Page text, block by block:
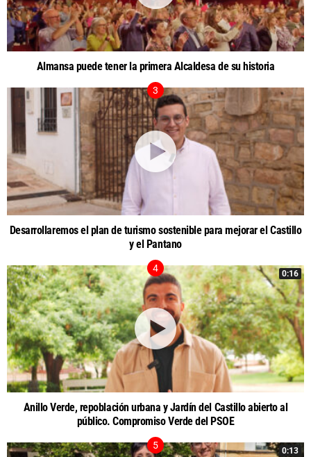
Almansa puede tener la primera Alcaldesa de su historia
Desarrollaremos el plan de turismo sostenible para mejorar el Castillo
y el Pantano
0:16
Anillo Verde, repoblación urbana y Jardín del Castillo abierto al
público. Compromiso Verde del PSOE
0:13